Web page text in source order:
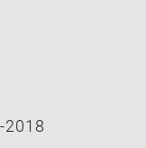
2018